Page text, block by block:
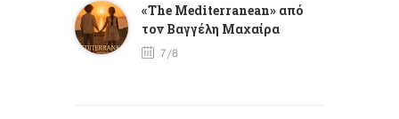
«The Mediterranean» από
τον Βαγγέλη Μαχαίρα
7/8